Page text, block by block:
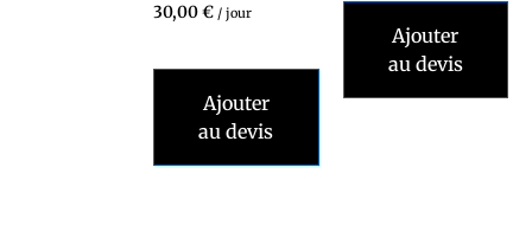
30,00€ / jour
Ajouter
au devis
Ajouter
au devis